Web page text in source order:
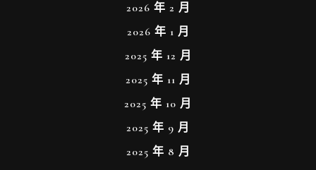
2026 年 2 月
2026 年 1 月
2025 年 12 月
2025 年 11 月
2025 年 10 月
2025 年 9 月
2025 年 8 月